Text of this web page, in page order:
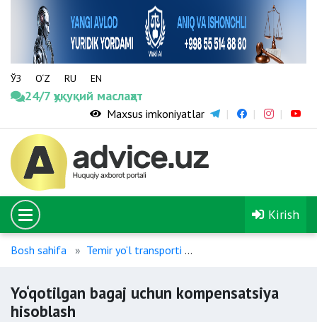
ЎЗ O‘Z RU EN
24/7 ҳуқуқий маслаҳат
Maxsus imkoniyatlar
Kirish
Bosh sahifa Temir yo‘l transporti
Yo‘qotilgan bagaj uchun kompensatsiya
hisoblash